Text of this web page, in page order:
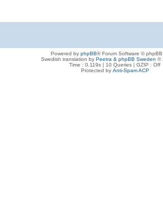
Powered by phpBB® Forum Software © phpBB
Swedish translation by Peetra & phpBB Sweden ©
Time : 0.119s | 10 Queries | GZIP : Off
Protected by Anti-Spam ACP